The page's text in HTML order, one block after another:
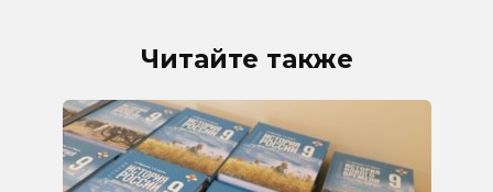
Читайте также